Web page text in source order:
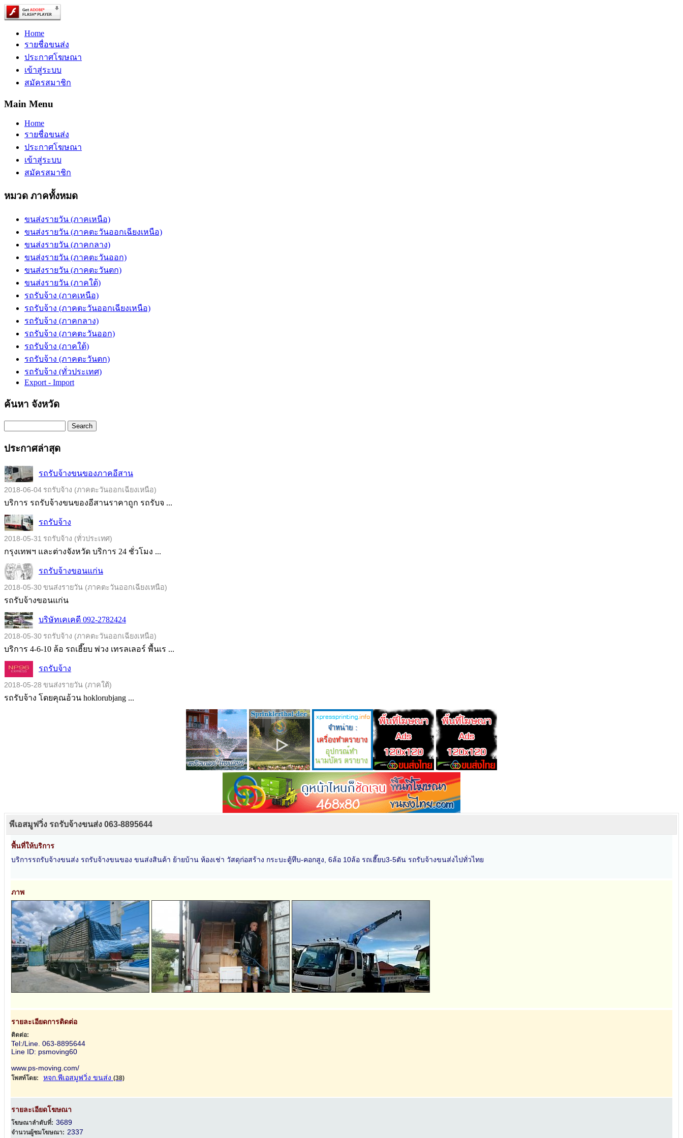
Home
รายชื่อขนส่ง
ประกาศโฆษณา
เข้าสู่ระบบ
สมัครสมาชิก
Main Menu
Home
รายชื่อขนส่ง
ประกาศโฆษณา
เข้าสู่ระบบ
สมัครสมาชิก
หมวด ภาคทั้งหมด
ขนส่งรายวัน (ภาคเหนือ)
ขนส่งรายวัน (ภาคตะวันออกเฉียงเหนือ)
ขนส่งรายวัน (ภาคกลาง)
ขนส่งรายวัน (ภาคตะวันออก)
ขนส่งรายวัน (ภาคตะวันตก)
ขนส่งรายวัน (ภาคใต้)
รถรับจ้าง (ภาคเหนือ)
รถรับจ้าง (ภาคตะวันออกเฉียงเหนือ)
รถรับจ้าง (ภาคกลาง)
รถรับจ้าง (ภาคตะวันออก)
รถรับจ้าง (ภาคใต้)
รถรับจ้าง (ภาคตะวันตก)
รถรับจ้าง (ทั่วประเทศ)
Export - Import
ค้นหา จังหวัด
Search
ประกาศล่าสุด
รถรับจ้างขนของภาคอีสาน
2018-06-04 รถรับจ้าง (ภาคตะวันออกเฉียงเหนือ)
บริการ รถรับจ้างขนของอีสานราคาถูก รถรับจ ...
รถรับจ้าง
2018-05-31 รถรับจ้าง (ทั่วประเทศ)
กรุงเทพฯ และต่างจังหวัด บริการ 24 ชั่วโมง ...
รถรับจ้างขอนแก่น
2018-05-30ขนส่งรายวัน (ภาคตะวันออกเฉียงเหนือ)
รถรับจ้างขอนแก่น
บริษัทเคเคดี 092-2782424
2018-05-30 รถรับจ้าง (ภาคตะวันออกเฉียงเหนือ)
บริการ 4-6-10 ล้อ รถเฮี๊ยบ พ่วง เทรลเลอร์ พื้นเร ...
รถรับจ้าง
2018-05-28 ขนส่งรายวัน (ภาคใต้)
รถรับจ้าง โดยคุณอ้วน hoklorubjang ...
พีเอสมูฟวิ่ง รถรับจ้างขนส่ง 063-8895644
พื้นที่ให้บริการ
บริการรถรับจ้างขนส่ง รถรับจ้างขนของ ขนส่งสินค้า ย้ายบ้าน ห้องเช่า วัสดุก่อสร้าง กระบะตู้ทึบ-คอกสูง, 6ล้อ 10ล้อ รถเฮี๊ยบ3-5ตัน รถรับจ้างขนส่งไปทั่วไทย
ภาพ
รายละเอียดการติดต่อ
ติดต่อ:
Tel:/Line. 063-8895644
Line ID: psmoving60
www.ps-moving.com/
โพสท์โดย: หจก.พีเอสมูฟวิ่ง ขนส่ง (38)
รายละเอียดโฆษณา
โฆษณาลำดับที่: 3689
จำนวนผู้ชมโฆษณา: 2337